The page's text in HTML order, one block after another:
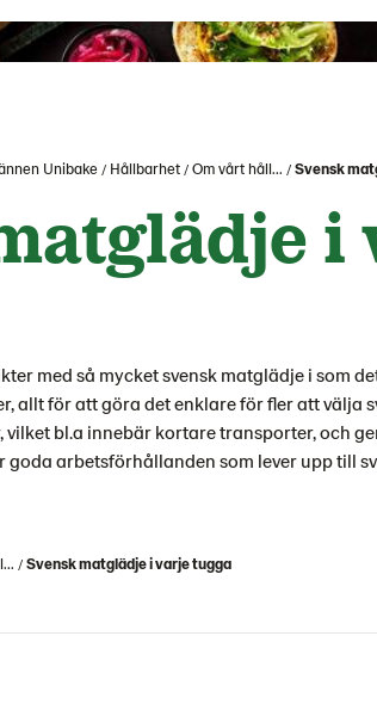
Unibake Hållbarhet Om vårt håll... Svensk
i
med så mycket svensk matglädje i som
allt för att göra det enklare för fler att välja
vilket bl.a innebär kortare transporter, och
arbetsförhållanden som lever upp till
Svensk matglädje i varje tugga